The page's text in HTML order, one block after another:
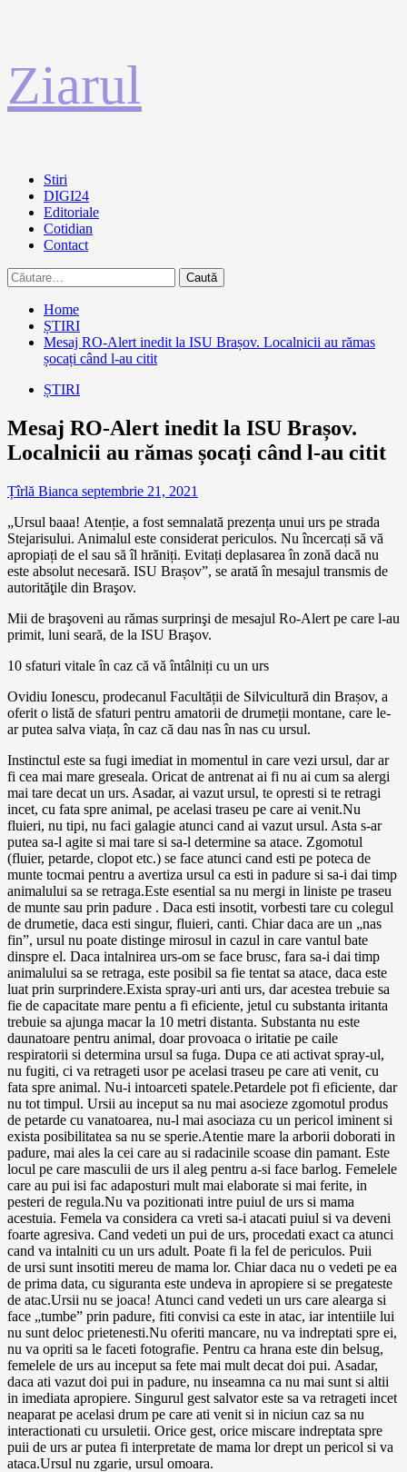
la
conținut
Ziarul
Primary
Menu
Stiri
DIGI24
Editoriale
Cotidian
Contact
Caută
după:
Home
ȘTIRI
Mesaj RO-Alert inedit la ISU Brașov. Localnicii au rămas
șocați când l-au citit
ȘTIRI
Mesaj RO-Alert inedit la ISU Brașov.
Localnicii au rămas șocați când l-au citit
Țîrlă Bianca septembrie 21, 2021
„Ursul baaa! Atenție, a fost semnalată prezența unui urs pe strada
Stejarisului. Animalul este considerat periculos. Nu încercați să vă
apropiați de el sau să îl hrăniți. Evitați deplasarea în zonă dacă nu
este absolut necesară. ISU Brașov”, se arată în mesajul transmis de
autorităţile din Braşov.
Mii de braşoveni au rămas surprinşi de mesajul Ro-Alert pe care l-au
primit, luni seară, de la ISU Braşov.
10 sfaturi vitale în caz că vă întâlniți cu un urs
Ovidiu Ionescu, prodecanul Facultății de Silvicultură din Brașov, a
oferit o listă de sfaturi pentru amatorii de drumeții montane, care le-
ar putea salva viața, în caz că dau nas în nas cu ursul.
Instinctul este sa fugi imediat in momentul in care vezi ursul, dar ar
fi cea mai mare greseala. Oricat de antrenat ai fi nu ai cum sa alergi
mai tare decat un urs. Asadar, ai vazut ursul, te opresti si te retragi
incet, cu fata spre animal, pe acelasi traseu pe care ai venit.Nu
fluieri, nu tipi, nu faci galagie atunci cand ai vazut ursul. Asta s-ar
putea sa-l agite si mai tare si sa-l determine sa atace. Zgomotul
(fluier, petarde, clopot etc.) se face atunci cand esti pe poteca de
munte tocmai pentru a avertiza ursul ca esti in padure si sa-i dai timp
animalului sa se retraga.Este esential sa nu mergi in liniste pe traseu
de munte sau prin padure . Daca esti insotit, vorbesti tare cu colegul
de drumetie, daca esti singur, fluieri, canti. Chiar daca are un „nas
fin”, ursul nu poate distinge mirosul in cazul in care vantul bate
dinspre el. Daca intalnirea urs-om se face brusc, fara sa-i dai timp
animalului sa se retraga, este posibil sa fie tentat sa atace, daca este
luat prin surprindere.Exista spray-uri anti urs, dar acestea trebuie sa
fie de capacitate mare pentu a fi eficiente, jetul cu substanta iritanta
trebuie sa ajunga macar la 10 metri distanta. Substanta nu este
daunatoare pentru animal, doar provoaca o iritatie pe caile
respiratorii si determina ursul sa fuga. Dupa ce ati activat spray-ul,
nu fugiti, ci va retrageti usor pe acelasi traseu pe care ati venit, cu
fata spre animal. Nu-i intoarceti spatele.Petardele pot fi eficiente, dar
nu tot timpul. Ursii au inceput sa nu mai asocieze zgomotul produs
de petarde cu vanatoarea, nu-l mai asociaza cu un pericol iminent si
exista posibilitatea sa nu se sperie.Atentie mare la arborii doborati in
padure, mai ales la cei care au si radacinile scoase din pamant. Este
locul pe care masculii de urs il aleg pentru a-si face barlog. Femelele
care au pui isi fac adaposturi mult mai elaborate si mai ferite, in
pesteri de regula.Nu va pozitionati intre puiul de urs si mama
acestuia. Femela va considera ca vreti sa-i atacati puiul si va deveni
foarte agresiva. Cand vedeti un pui de urs, procedati exact ca atunci
cand va intalniti cu un urs adult. Poate fi la fel de periculos. Puii
de ursi sunt insotiti mereu de mama lor. Chiar daca nu o vedeti pe ea
de prima data, cu siguranta este undeva in apropiere si se pregateste
de atac.Ursii nu se joaca! Atunci cand vedeti un urs care alearga si
face „tumbe” prin padure, fiti convisi ca este in atac, iar intentiile lui
nu sunt deloc prietenesti.Nu oferiti mancare, nu va indreptati spre ei,
nu va opriti sa le faceti fotografie. Pentru ca hrana este din belsug,
femelele de urs au inceput sa fete mai mult decat doi pui. Asadar,
daca ati vazut doi pui in padure, nu inseamna ca nu mai sunt si altii
in imediata apropiere. Singurul gest salvator este sa va retrageti incet
neaparat pe acelasi drum pe care ati venit si in niciun caz sa nu
interactionati cu ursuletii. Orice gest, orice miscare indreptata spre
puii de urs ar putea fi interpretate de mama lor drept un pericol si va
ataca.Ursul nu zgarie, ursul omoara.